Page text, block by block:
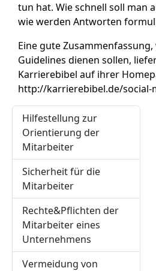
tun hat. Wie schnell soll man
wie werden Antworten
Eine gute
Guidelines dienen sollen,
Karrierebibel auf ihrer
http://karrierebibel.de/social-
Hilfestellung zur
Orientierung der
Mitarbeiter
Sicherheit für die
Mitarbeiter
Rechte&Pflichten der
Mitarbeiter eines
Unternehmens
Vermeidung von